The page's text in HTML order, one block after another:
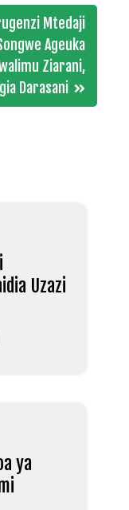
Mtedaji
Ageuka
Ziarani,
Darasani
Uzazi
ya